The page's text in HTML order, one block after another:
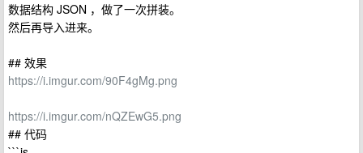
数据结构 JSON ，做了一次拼装。
然后再导入进来。
## 效果
https://i.imgur.com/90F4gMg.png
https://i.imgur.com/nQZEwG5.png
## 代码